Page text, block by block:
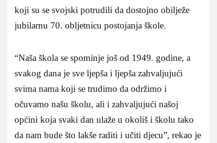
koji su se svojski potrudili da dostojno obilježe
jubilarnu 70. obljetnicu postojanja škole.
“Naša škola se spominje još od 1949. godine, a
svakog dana je sve ljepša i ljepša zahvaljujući
svima nama koji se trudimo da održimo i
očuvamo našu školu, ali i zahvaljujući našoj
općini koja svaki dan ulaže u okoliš i školu tako
da nam bude što lakše raditi i učiti djecu”, rekao je